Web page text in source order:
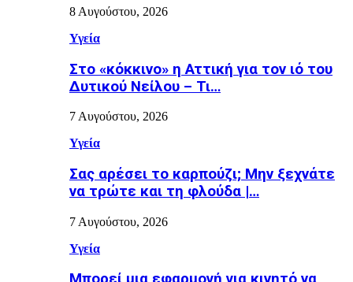
8 Αυγούστου, 2026
Υγεία
Στο «κόκκινο» η Αττική για τον ιό του
Δυτικού Νείλου – Τι…
7 Αυγούστου, 2026
Υγεία
Σας αρέσει το καρπούζι; Μην ξεχνάτε
να τρώτε και τη φλούδα |…
7 Αυγούστου, 2026
Υγεία